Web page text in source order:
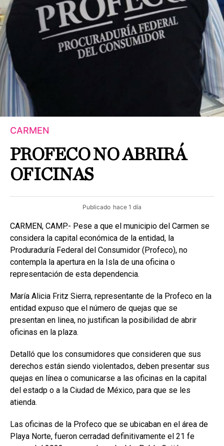
CARMEN
PROFECO NO ABRIRÁ
OFICINAS
Publicado hace 1 día
CARMEN, CAMP.- Pese a que el municipio del Carmen se
considera la capital económica de la entidad, la
Produraduría Federal del Consumidor (Profeco), no
contempla la apertura en la Isla de una oficina o
representación de esta dependencia.
María Alicia Fritz Sierra, representante de la Profeco en la
entidad expuso que el número de quejas que se
presentan en linea, no justifican la posibilidad de abrir
oficinas en la plaza.
Detalló que los consumidores que consideren que sus
derechos están siendo violentados, deben presentar sus
quejas en línea o comunicarse a las oficinas en la capital
del estadp o a la Ciudad de México, para que se les
atienda.
Las oficinas de la Profeco que se ubicaban en el área de
Playa Norte, fueron cerradad definitivamente el 21 fe